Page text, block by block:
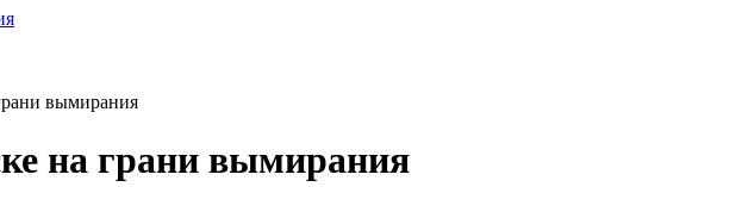
вымирания
на грани вымирания